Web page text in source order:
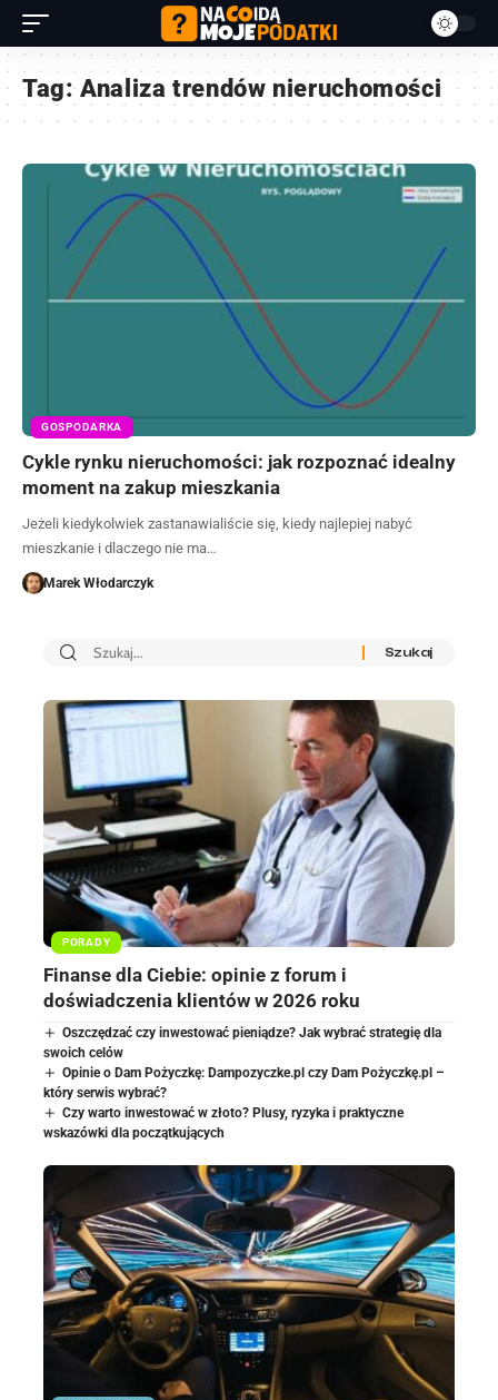
Tag:Analiza trendów nieruchomości
GOSPODARKA
Cykle rynku nieruchomości: jak rozpoznać idealny
moment na zakup mieszkania
Jeżeli kiedykolwiek zastanawialiście się, kiedy najlepiej nabyć
mieszkanie i dlaczego nie ma…
Marek Włodarczyk
PORADY
Finanse dla Ciebie: opinie z forum i
doświadczenia klientów w 2026 roku
Oszczędzać czy inwestować pieniądze? Jak wybrać strategię dla
swoich celów
Opinie o Dam Pożyczkę: Dampozyczke.pl czy Dam Pożyczkę.pl –
który serwis wybrać?
Czy warto inwestować w złoto? Plusy, ryzyka i praktyczne
wskazówki dla początkujących